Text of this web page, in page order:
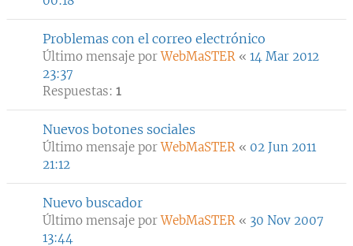
Problemas con el correo electrónico
Último mensaje porWebMaSTER « 14 Mar 2012
23:37
Respuestas: 1
Nuevos botones sociales
Último mensaje porWebMaSTER « 02 Jun 2011
21:12
Nuevo buscador
Último mensaje porWebMaSTER « 30 Nov 2007
13:44